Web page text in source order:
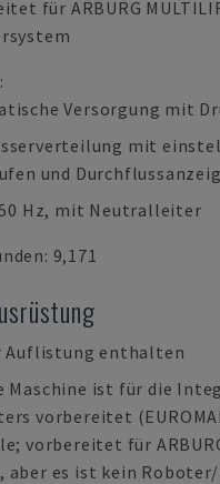
für ARBURG
Versorgung mit
mit
und
50 Hz, mit Neutralleiter
9,171
Auflistung enthalten
Maschine ist für die
vorbereitet
vorbereitet für
aber es ist kein